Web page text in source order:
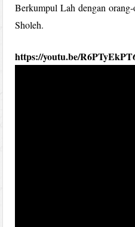
Berkumpul Lah dengan
Sholeh.
https://youtu.be/